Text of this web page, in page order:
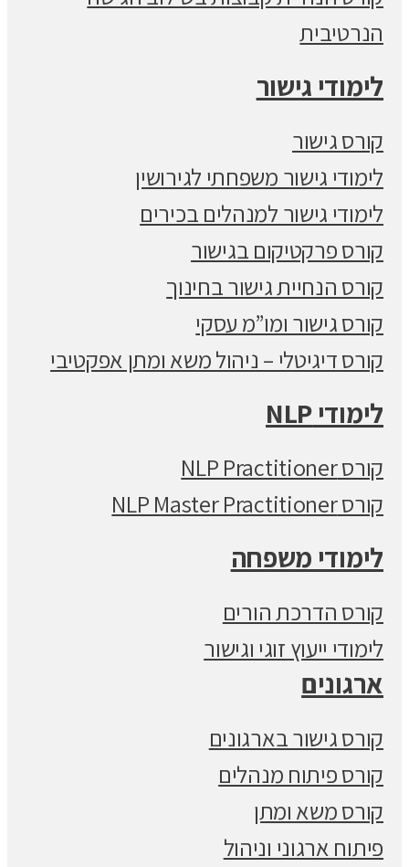
הנרטיבית
לימודי גישור
קורס גישור
לימודי גישור משפחתי לגירושין
לימודי גישור למנהלים בכירים
קורס פרקטיקום בגישור
קורס הנחיית גישור בחינוך
קורס גישור ומו”מ עסקי
קורס דיגיטלי – ניהול משא ומתן אפקטיבי
לימודי NLP
קורס NLP Practitioner
קורס NLP Master Practitioner
לימודי משפחה
קורס הדרכת הורים
לימודי ייעוץ זוגי וגישור
ארגונים
קורס גישור בארגונים
קורס פיתוח מנהלים
קורס משא ומתן
פיתוח ארגוני וניהול